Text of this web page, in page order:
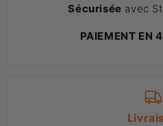
Sécurisée avec
PAIEMENT EN